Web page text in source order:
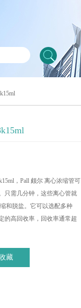
，Pall 颇尔 离心浓缩管可
只需几分钟，这些离心管就
和脱盐。它可以选配多种
的高回收率，回收率通常超
藏